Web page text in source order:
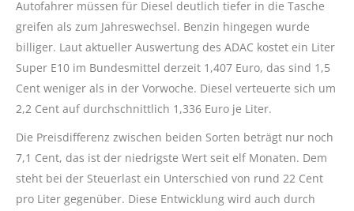
Autofahrer müssen für Diesel deutlich tiefer in die Tasche
greifen als zum Jahreswechsel. Benzin hingegen wurde
billiger. Laut aktueller Auswertung des ADAC kostet ein Liter
Super E10 im Bundesmittel derzeit 1,407 Euro, das sind 1,5
Cent weniger als in der Vorwoche. Diesel verteuerte sich um
2,2 Cent auf durchschnittlich 1,336 Euro je Liter.
Die Preisdifferenz zwischen beiden Sorten beträgt nur noch
7,1 Cent, das ist der niedrigste Wert seit elf Monaten. Dem
steht bei der Steuerlast ein Unterschied von rund 22 Cent
pro Liter gegenüber. Diese Entwicklung wird auch durch